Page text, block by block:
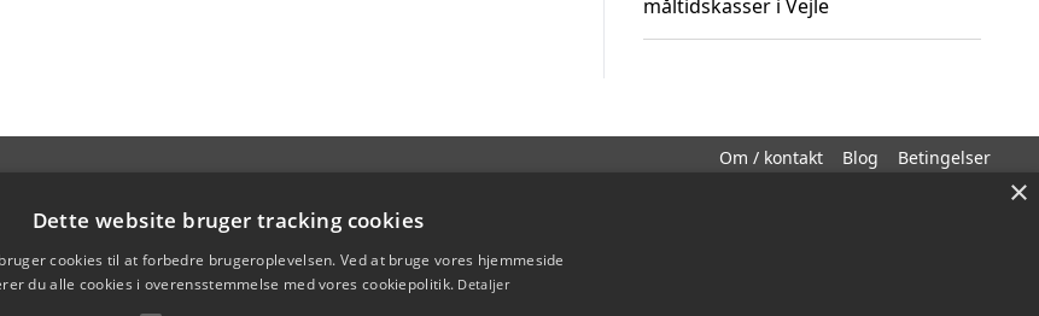
måltidskasser i Vejle
Om / kontakt Blog Betingelser
×
Dette website bruger tracking cookies
cookies til at forbedre brugeroplevelsen. Ved at bruge vores hjemmeside
du alle cookies i overensstemmelse med vores cookiepolitik. Detaljer